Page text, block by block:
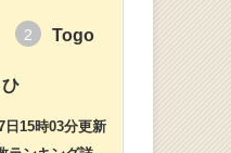
2 Togo
日15時03分更新